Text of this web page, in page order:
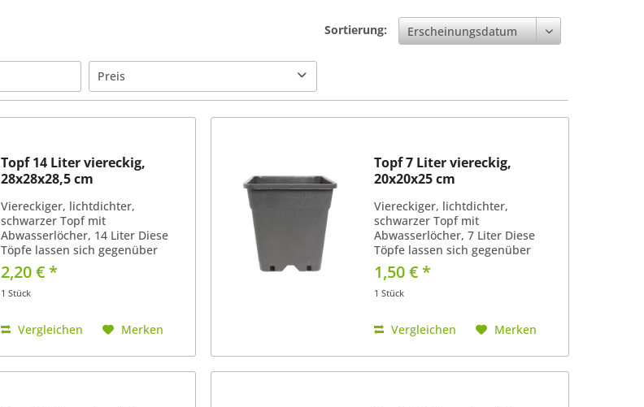
Sortierung:
Preis
Topf 14 Liter viereckig,
28x28x28,5 cm
Viereckiger, lichtdichter,
schwarzer Topf mit
Abwasserlöcher, 14 Liter Diese
Töpfe lassen sich gegenüber
runden Töpfen sehr gut
aneinander reihen. Super Abfluss
von überflüssigen Wasser, da der
ist (siehe...
2,20 € *
1 Stück
Vergleichen Merken
Topf 7 Liter viereckig,
20x20x25 cm
Viereckiger, lichtdichter,
schwarzer Topf mit
Abwasserlöcher, 7 Liter Diese
Töpfe lassen sich gegenüber
runden Töpfen sehr gut
aneinander reihen. Super Abfluss
von überflüssigen Wasser, da der
ist (siehe...
1,50 € *
1 Stück
Vergleichen Merken